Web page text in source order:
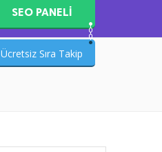
SEO PANELİ
Ücretsiz Sıra Takip